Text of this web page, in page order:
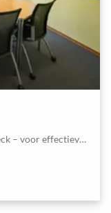
Lichte en rustige vergaderruimte in Klybeck – voor effectieve teamsessies